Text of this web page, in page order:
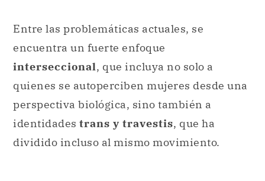
Entre las problemáticas actuales, se
encuentra un fuerte enfoque
interseccional, que incluya no solo a
quienes se autoperciben mujeres desde una
perspectiva biológica, sino también a
identidades trans y travestis, que ha
dividido incluso al mismo movimiento.